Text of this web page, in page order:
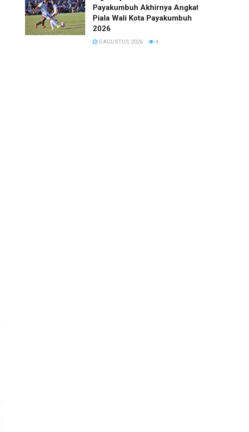
Payakumbuh Akhirnya Angkat Trofi
Piala Wali Kota Payakumbuh
2026
5 AGUSTUS 2026 4